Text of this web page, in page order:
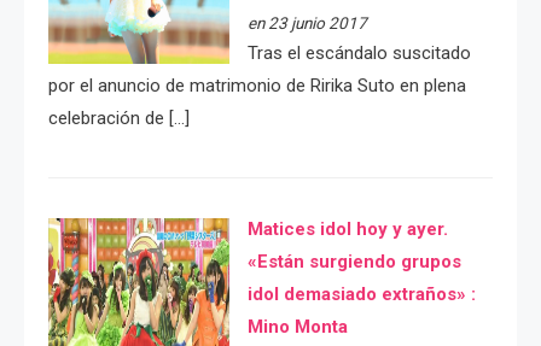
en 23 junio 2017
Tras el escándalo suscitado
por el anuncio de matrimonio de Ririka Suto en plena
celebración de […]
Matices idol hoy y ayer.
«Están surgiendo grupos
idol demasiado extraños» :
Mino Monta